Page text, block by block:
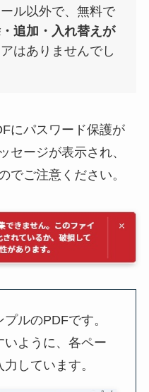
ル以外で、無料で
追加・入れ替えが
はありませんでし
にパスワード保護が
セージが表示され、
でご注意ください。
ルのPDFです。
いように、各ペー
しています。